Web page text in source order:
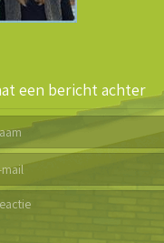
een bericht achter